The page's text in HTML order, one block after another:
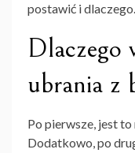
postawić i
Dlaczego
ubrania z
Po pierwsze, jest
Dodatkowo, po